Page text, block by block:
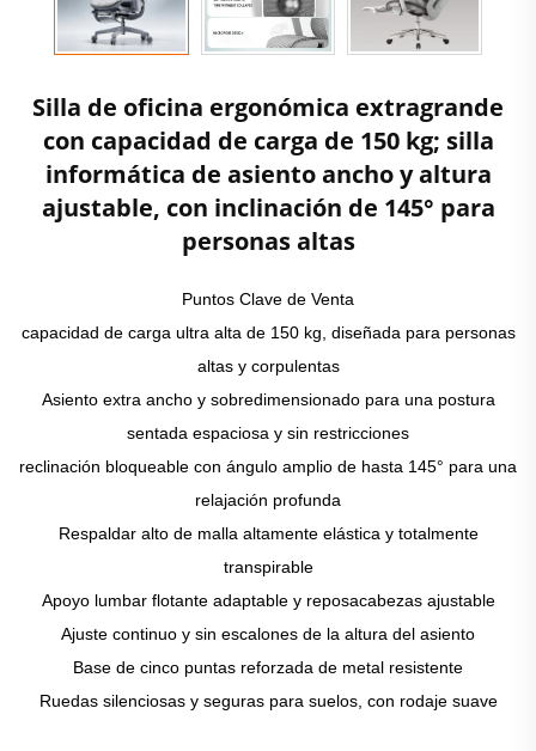
Silla de oficina ergonómica extragrande
con capacidad de carga de 150 kg; silla
informática de asiento ancho y altura
ajustable, con inclinación de 145° para
personas altas
Puntos Clave de Venta
capacidad de carga ultra alta de 150 kg, diseñada para personas
altas y corpulentas
Asiento extra ancho y sobredimensionado para una postura
sentada espaciosa y sin restricciones
reclinación bloqueable con ángulo amplio de hasta 145° para una
relajación profunda
Respaldar alto de malla altamente elástica y totalmente
transpirable
Apoyo lumbar flotante adaptable y reposacabezas ajustable
Ajuste continuo y sin escalones de la altura del asiento
Base de cinco puntas reforzada de metal resistente
Ruedas silenciosas y seguras para suelos, con rodaje suave